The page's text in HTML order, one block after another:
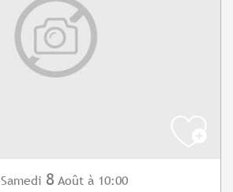
Samedi 8 Août à 10:00